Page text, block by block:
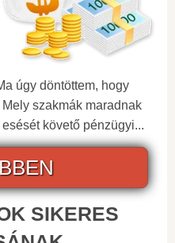
úgy döntöttem, hogy
szakmák maradnak
követő pénzügyi...
SIKERES